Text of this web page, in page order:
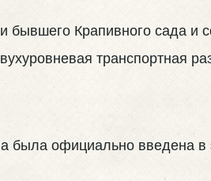
бывшего Крапивного сада и
транспортная
была официально введена в